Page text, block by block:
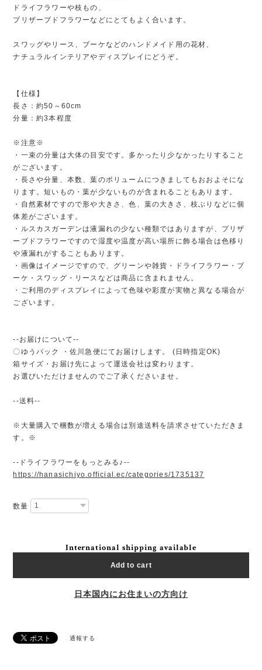
ドライフラワーや枝もの、
プリザーブドフラワーなどにとてもよく合います。
スワッグやリース、ブーケなどのハンドメイド用の花材、
ナチュラルインテリアやディスプレイにどうぞ。
【仕様】
長さ：約50～60cm
分量：約3本程度
※注意※
・一束の分量は大体の目安です。多かったり少なかったりすること
がございます。
・長さや分量、本数、葉のボリュームにつきましてもおおよそにな
ります。短いもの・葉が少ないものが含まれることもあります。
・自然素材ですので形や大きさ、色、葉の大きさ、枝ぶりなどに個
体差がございます。
・ルスカスガーデンは液漏れの少ない種類ではありますが、プリザ
ーブドフラワーですので湿度や温度が高い場所に飾る場合は色移り
や液漏れがすることもあります。
・画像はイメージですので、グリーンや雑貨・ドライフラワー・ブ
ーケ・スワッグ・リースなどは商品に含まれません。
・ご利用のディスプレイによって色味や彩度が実物と異なる場合が
ございます。
--お届けについて--
〇ゆうパック ・佐川急便にてお届けします。 (日時指定OK)
箱サイズ・お届け先によって運送会社は変わります。
お選びいただけませんのでご了承くださいませ。
--送料--
※大量購入で梱数が増える場合は別途送料を請求させていただきま
す。※
--ドライフラワーをもっとみる♪--
https://hanasichiyo.official.ec/categories/1735137
数量
International shipping available
Add to cart
日本国内にお住まいの方向け
通報する